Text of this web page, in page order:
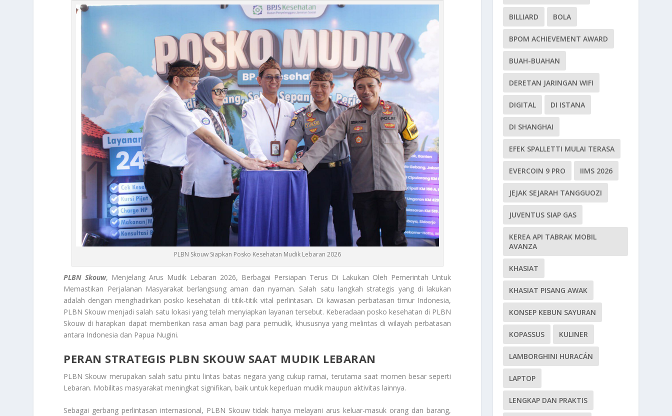
PLBN Skouw Siapkan Posko Kesehatan Mudik Lebaran 2026
PLBN Skouw, Menjelang Arus Mudik Lebaran 2026, Berbagai Persiapan Terus Di Lakukan Oleh Pemerintah Untuk
Memastikan Perjalanan Masyarakat berlangsung aman dan nyaman. Salah satu langkah strategis yang di lakukan
adalah dengan menghadirkan posko kesehatan di titik-titik vital perlintasan. Di kawasan perbatasan timur Indonesia,
PLBN Skouw menjadi salah satu lokasi yang telah menyiapkan layanan tersebut. Keberadaan posko kesehatan di PLBN
Skouw di harapkan dapat memberikan rasa aman bagi para pemudik, khususnya yang melintas di wilayah perbatasan
antara Indonesia dan Papua Nugini.
PERAN STRATEGIS PLBN SKOUW SAAT MUDIK LEBARAN
PLBN Skouw merupakan salah satu pintu lintas batas negara yang cukup ramai, terutama saat momen besar seperti
Lebaran. Mobilitas masyarakat meningkat signifikan, baik untuk keperluan mudik maupun aktivitas lainnya.
Sebagai gerbang perlintasan internasional, PLBN Skouw tidak hanya melayani arus keluar-masuk orang dan barang,
BILLIARD BOLA
BPOM ACHIEVEMENT AWARD
BUAH-BUAHAN
DERETAN JARINGAN WIFI
DIGITAL DI ISTANA
DI SHANGHAI
EFEK SPALLETTI MULAI TERASA
EVERCOIN 9 PRO IIMS 2026
JEJAK SEJARAH TANGGUOZI
JUVENTUS SIAP GAS
KEREA API TABRAK MOBIL
AVANZA
KHASIAT
KHASIAT PISANG AWAK
KONSEP KEBUN SAYURAN
KOPASSUS KULINER
LAMBORGHINI HURACÁN
LAPTOP
LENGKAP DAN PRAKTIS